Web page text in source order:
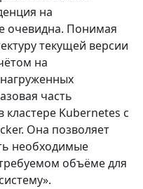
на
очевидна. Понимая
текущей версии
на
часть
кластере Kubernetes с
Она позволяет
необходимые
объёме для